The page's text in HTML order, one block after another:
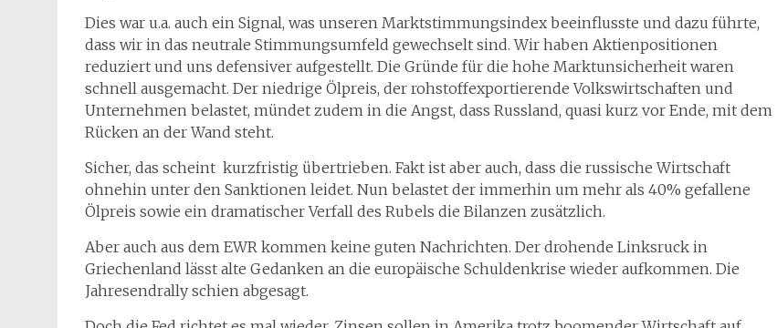
Dies war u.a. auch ein Signal, was unseren Marktstimmungsindex beeinflusste und dazu führte,
dass wir in das neutrale Stimmungsumfeld gewechselt sind. Wir haben Aktienpositionen
reduziert und uns defensiver aufgestellt. Die Gründe für die hohe Marktunsicherheit waren
schnell ausgemacht. Der niedrige Ölpreis, der rohstoffexportierende Volkswirtschaften und
Unternehmen belastet, mündet zudem in die Angst, dass Russland, quasi kurz vor Ende, mit dem
Rücken an der Wand steht.
Sicher, das scheint kurzfristig übertrieben. Fakt ist aber auch, dass die russische Wirtschaft
ohnehin unter den Sanktionen leidet. Nun belastet der immerhin um mehr als 40% gefallene
Ölpreis sowie ein dramatischer Verfall des Rubels die Bilanzen zusätzlich.
Aber auch aus dem EWR kommen keine guten Nachrichten. Der drohende Linksruck in
Griechenland lässt alte Gedanken an die europäische Schuldenkrise wieder aufkommen. Die
Jahresendrally schien abgesagt.